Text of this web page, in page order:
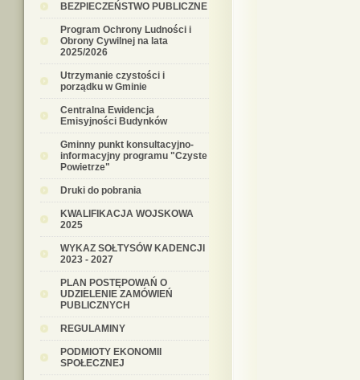
BEZPIECZEŃSTWO PUBLICZNE
Program Ochrony Ludności i
Obrony Cywilnej na lata
2025/2026
Utrzymanie czystości i
porządku w Gminie
Centralna Ewidencja
Emisyjności Budynków
Gminny punkt konsultacyjno-
informacyjny programu "Czyste
Powietrze"
Druki do pobrania
KWALIFIKACJA WOJSKOWA
2025
WYKAZ SOŁTYSÓW KADENCJI
2023 - 2027
PLAN POSTĘPOWAŃ O
UDZIELENIE ZAMÓWIEŃ
PUBLICZNYCH
REGULAMINY
PODMIOTY EKONOMII
SPOŁECZNEJ